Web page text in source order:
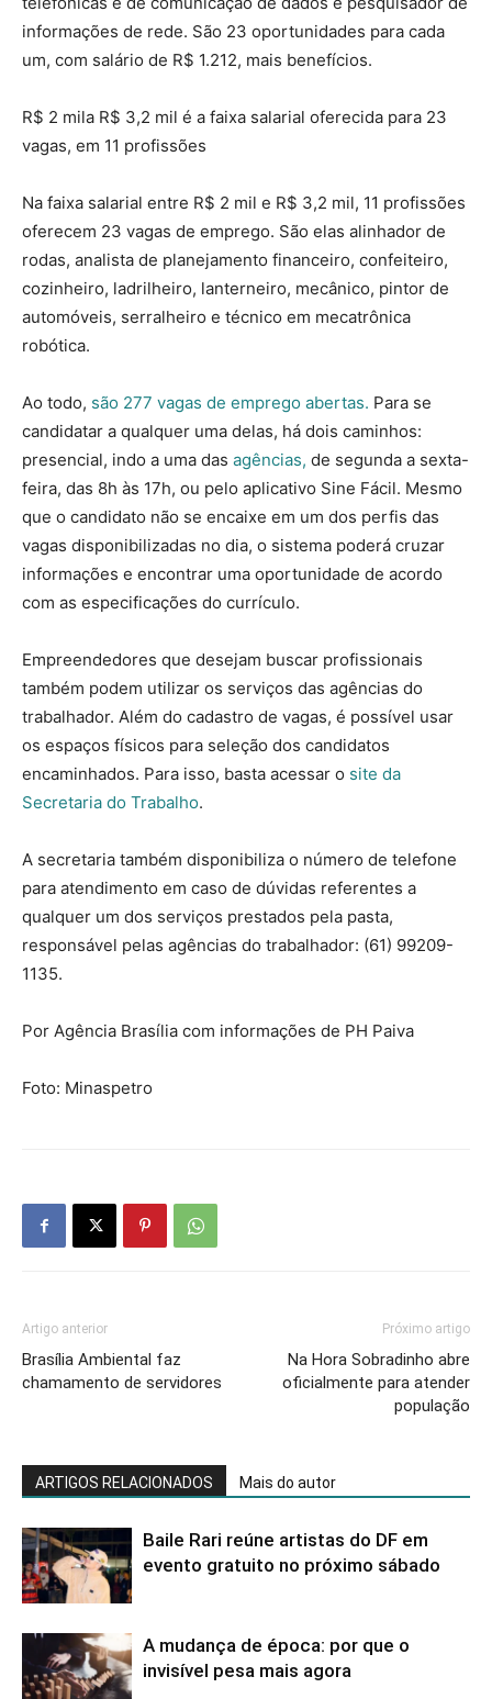
informações de rede. São 23 oportunidades para cada
um, com salário de R$ 1.212, mais benefícios.
R$ 2 mila R$ 3,2 mil é a faixa salarial oferecida para 23
vagas, em 11 profissões
Na faixa salarial entre R$ 2 mil e R$ 3,2 mil, 11 profissões
oferecem 23 vagas de emprego. São elas alinhador de
rodas, analista de planejamento financeiro, confeiteiro,
cozinheiro, ladrilheiro, lanterneiro, mecânico, pintor de
automóveis, serralheiro e técnico em mecatrônica
robótica.
Ao todo, são 277 vagas de emprego abertas. Para se
candidatar a qualquer uma delas, há dois caminhos:
presencial, indo a uma das agências, de segunda a sexta-
feira, das 8h às 17h, ou pelo aplicativo Sine Fácil. Mesmo
que o candidato não se encaixe em um dos perfis das
vagas disponibilizadas no dia, o sistema poderá cruzar
informações e encontrar uma oportunidade de acordo
com as especificações do currículo.
Empreendedores que desejam buscar profissionais
também podem utilizar os serviços das agências do
trabalhador. Além do cadastro de vagas, é possível usar
os espaços físicos para seleção dos candidatos
encaminhados. Para isso, basta acessar o site da
Secretaria do Trabalho.
A secretaria também disponibiliza o número de telefone
para atendimento em caso de dúvidas referentes a
qualquer um dos serviços prestados pela pasta,
responsável pelas agências do trabalhador: (61) 99209-
1135.
Por Agência Brasília com informações de PH Paiva
Foto: Minaspetro
Artigo anterior
Brasília Ambiental faz
chamamento de servidores
Próximo artigo
Na Hora Sobradinho abre
oficialmente para atender
população
ARTIGOS RELACIONADOS Mais do autor
Baile Rari reúne artistas do DF em
evento gratuito no próximo sábado
A mudança de época: por que o
invisível pesa mais agora